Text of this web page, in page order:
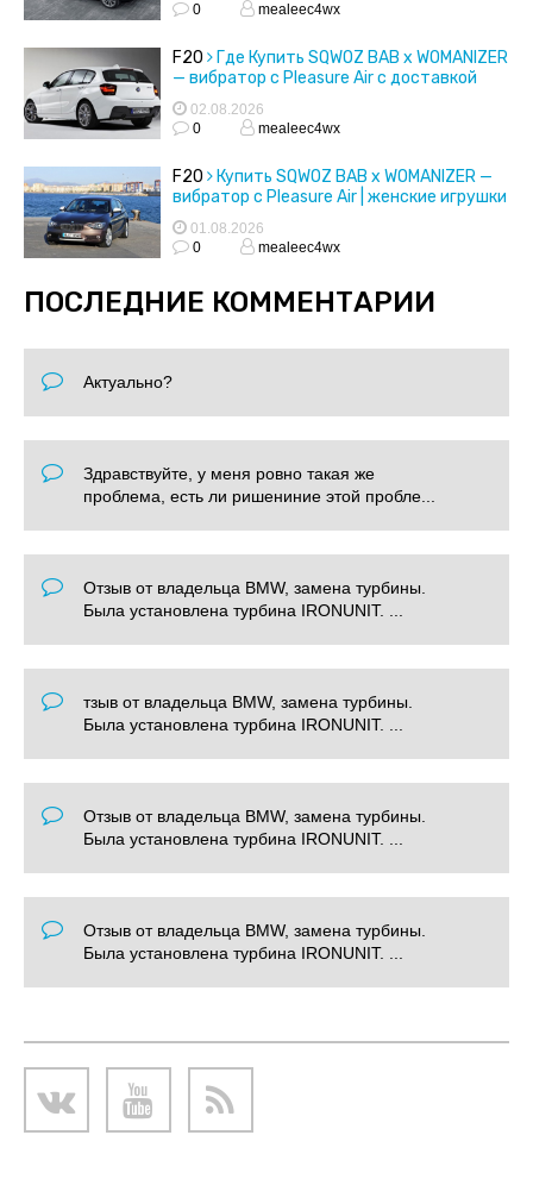
0
mealeec4wx
F20
Где Купить SQWOZ BAB x WOMANIZER
— вибратор с Pleasure Air с доставкой
02.08.2026
0
mealeec4wx
F20
Купить SQWOZ BAB x WOMANIZER —
вибратор с Pleasure Air | женские игрушки
01.08.2026
0
mealeec4wx
ПОСЛЕДНИЕ КОММЕНТАРИИ
Актуально?
Здравствуйте, у меня ровно такая же
проблема, есть ли ришениние этой пробле...
Отзыв от владельца BMW, замена турбины.
Была установлена турбина IRONUNIT. ...
тзыв от владельца BMW, замена турбины.
Была установлена турбина IRONUNIT. ...
Отзыв от владельца BMW, замена турбины.
Была установлена турбина IRONUNIT. ...
Отзыв от владельца BMW, замена турбины.
Была установлена турбина IRONUNIT. ...